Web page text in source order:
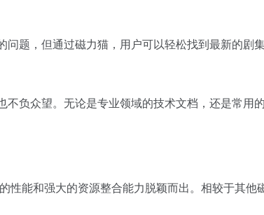
题，但通过磁力猫，用户可以轻松找到最新的
负众望。无论是专业领域的技术文档，还是常
性能和强大的资源整合能力脱颖而出。相较于其他